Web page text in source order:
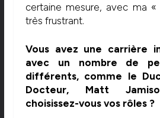
certaine mesure, avec ma «
très frustrant.
Vous avez une carrière
avec un nombre de
différents, comme le
Docteur, Matt
choisissez-vous vos rôles ?